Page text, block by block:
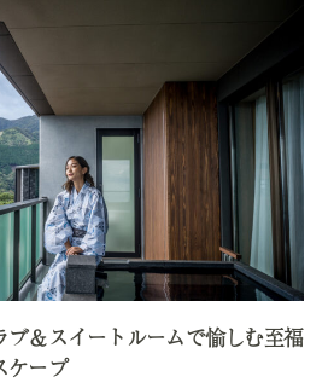
ブ＆スイートルームで愉しむ至福
ケープ